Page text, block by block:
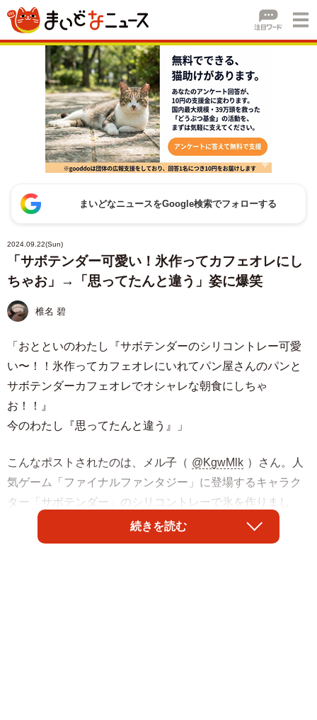
まいどなニュースをGoogle検索でフォローする
2024.09.22(Sun)
「サボテンダー可愛い！氷作ってカフェオレにし
ちゃお」→「思ってたんと違う」姿に爆笑
椎名 碧
「おとといのわたし『サボテンダーのシリコントレー可愛
い〜！！氷作ってカフェオレにいれてパン屋さんのパンと
サボテンダーカフェオレでオシャレな朝食にしちゃ
お！！』
今のわたし『思ってたんと違う』」
こんなポストされたのは、メル子（ @KgwMlk ）さん。人
気ゲーム「ファイナルファンタジー」に登場するキャラク
ター「サボテンダー」のシリコントレーで氷を作りまし
た。が、思った通りにはいかない結果になってしまいまし
続きを読む